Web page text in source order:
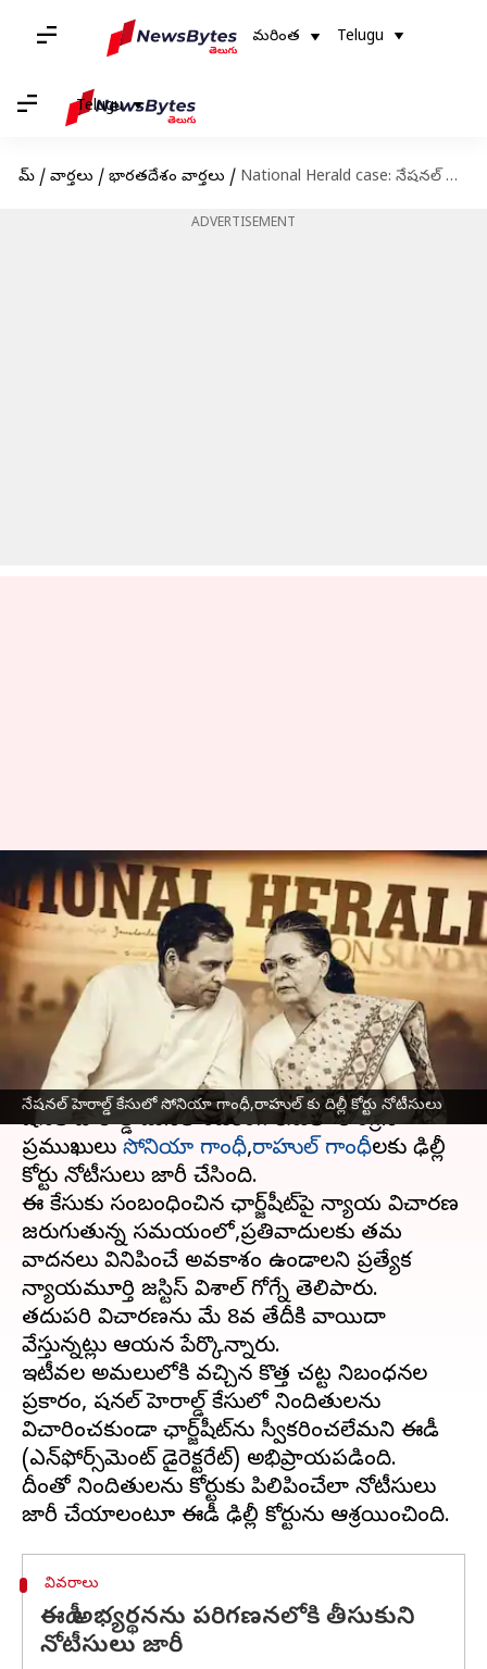
మరింత Telugu
Telugu
హోమ్ / వార్తలు / భారతదేశం వార్తలు / National Herald case: నేషనల్‌ హెరాల్డ్‌ కేసులో సోనియా గాంధీ,రాహుల్‌ గాంధీలకు దిల్లీ కోర్టు నోటీసులు
ADVERTISEMENT
నేషనల్‌ హెరాల్డ్‌ కేసులో సోనియా గాంధీ,రాహుల్‌ కు దిల్లీ కోర్టు నోటీసులు
National Herald case: నేషనల్‌
హెరాల్డ్‌ కేసులో సోనియా
గాంధీ,రాహుల్‌ గాంధీలకు దిల్లీ కోర్టు
నోటీసులు
Sirish Praharaju May 02, 2025 04:33 pm
ఈ వార్తాకథనం ఏంటి
నేషనల్‌ హెరాల్డ్‌ మనీలాండరింగ్‌ కేసులో కాంగ్రెస్‌
ప్రముఖులు సోనియా గాంధీ,రాహుల్‌ గాంధీలకు ఢిల్లీ
కోర్టు నోటీసులు జారీ చేసింది.
ఈ కేసుకు సంబంధించిన ఛార్జ్‌షీట్‌పై న్యాయ విచారణ
జరుగుతున్న సమయంలో,ప్రతివాదులకు తమ
వాదనలు వినిపించే అవకాశం ఉండాలని ప్రత్యేక
న్యాయమూర్తి జస్టిస్‌ విశాల్‌ గోగ్నే తెలిపారు.
తదుపరి విచారణను మే 8వ తేదీకి వాయిదా
వేస్తున్నట్లు ఆయన పేర్కొన్నారు.
ఇటీవల అమలులోకి వచ్చిన కొత్త చట్ట నిబంధనల
ప్రకారం, నేషనల్‌ హెరాల్డ్‌ కేసులో నిందితులను
విచారించకుండా ఛార్జ్‌షీట్‌ను స్వీకరించలేమని ఈడీ
(ఎన్‌ఫోర్స్‌మెంట్‌ డైరెక్టరేట్‌) అభిప్రాయపడింది.
దీంతో నిందితులను కోర్టుకు పిలిపించేలా నోటీసులు
వివరాలు
ఈడీ అభ్యర్థనను పరిగణనలోకి తీసుకుని
నోటీసులు జారీ